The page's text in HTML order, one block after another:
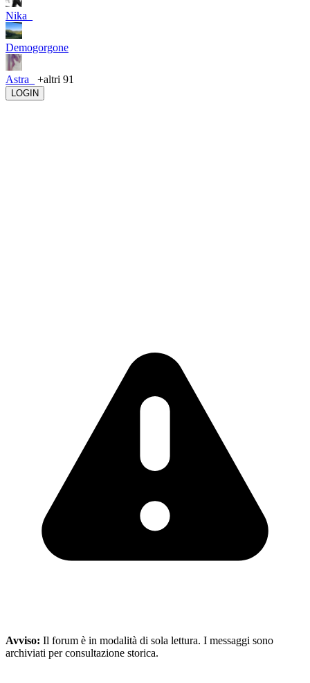
Nika_
Demogorgone
Astra_ +altri 91
LOGIN
Avviso: Il forum è in modalità di sola lettura. I messaggi sono
archiviati per consultazione storica.